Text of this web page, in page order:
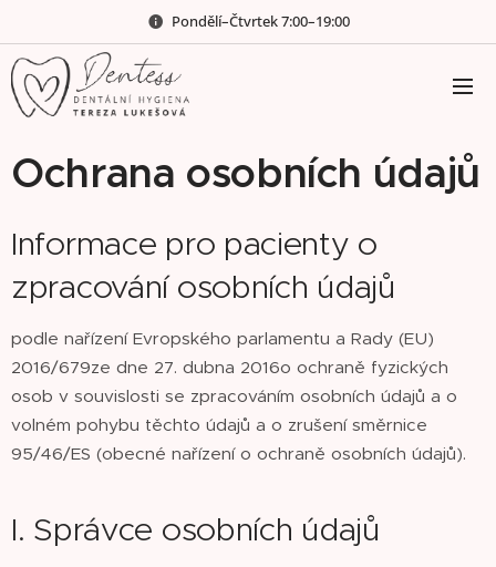
Pondělí–Čtvrtek 7:00–19:00
Ochrana osobních údajů
Informace pro pacienty o
zpracování osobních údajů
podle nařízení Evropského parlamentu a Rady (EU)
2016/679ze dne 27. dubna 2016o ochraně fyzických
osob v souvislosti se zpracováním osobních údajů a o
volném pohybu těchto údajů a o zrušení směrnice
95/46/ES (obecné nařízení o ochraně osobních údajů).
I. Správce osobních údajů